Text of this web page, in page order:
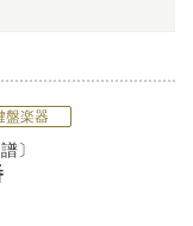
盤楽器